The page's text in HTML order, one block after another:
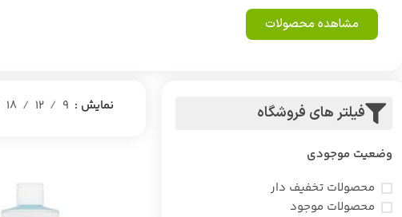
مشاهده محصولات
فیلتر های فروشگاه
وضعیت موجودی
محصولات تخفیف دار
محصولات موجود
نمایش 9
12
18